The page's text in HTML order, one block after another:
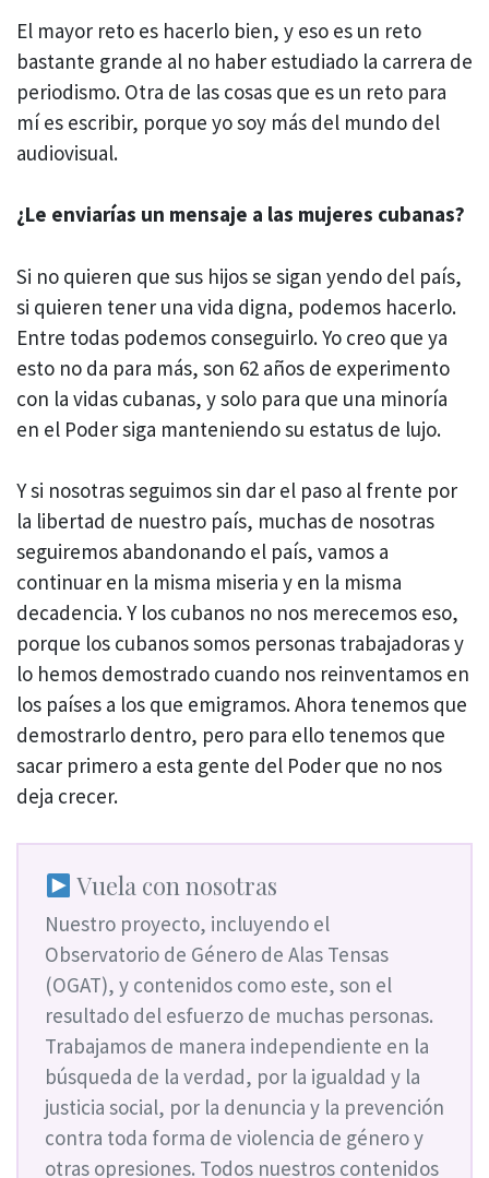
El mayor reto es hacerlo bien, y eso es un reto
bastante grande al no haber estudiado la carrera de
periodismo. Otra de las cosas que es un reto para
mí es escribir, porque yo soy más del mundo del
audiovisual.
¿Le enviarías un mensaje a las mujeres cubanas?
Si no quieren que sus hijos se sigan yendo del país,
si quieren tener una vida digna, podemos hacerlo.
Entre todas podemos conseguirlo. Yo creo que ya
esto no da para más, son 62 años de experimento
con la vidas cubanas, y solo para que una minoría
en el Poder siga manteniendo su estatus de lujo.
Y si nosotras seguimos sin dar el paso al frente por
la libertad de nuestro país, muchas de nosotras
seguiremos abandonando el país, vamos a
continuar en la misma miseria y en la misma
decadencia. Y los cubanos no nos merecemos eso,
porque los cubanos somos personas trabajadoras y
lo hemos demostrado cuando nos reinventamos en
los países a los que emigramos. Ahora tenemos que
demostrarlo dentro, pero para ello tenemos que
sacar primero a esta gente del Poder que no nos
deja crecer.
Vuela con nosotras
Nuestro proyecto, incluyendo el
Observatorio de Género de Alas Tensas
(OGAT), y contenidos como este, son el
resultado del esfuerzo de muchas personas.
Trabajamos de manera independiente en la
búsqueda de la verdad, por la igualdad y la
justicia social, por la denuncia y la prevención
contra toda forma de violencia de género y
otras opresiones. Todos nuestros contenidos